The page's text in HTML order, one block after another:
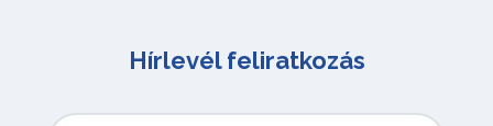
Hírlevél feliratkozás